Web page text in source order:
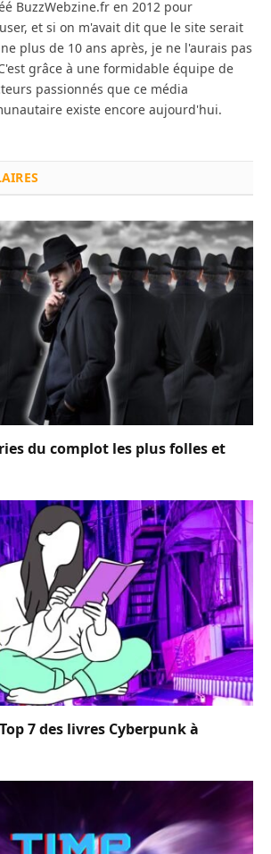
BuzzWebzine.fr en 2012 pour
et si on m'avait dit que le site serait
plus de 10 ans après, je ne l'aurais pas
grâce à une formidable équipe de
passionnés que ce média
existe encore aujourd'hui.
du complot les plus folles et
7 des livres Cyberpunk à